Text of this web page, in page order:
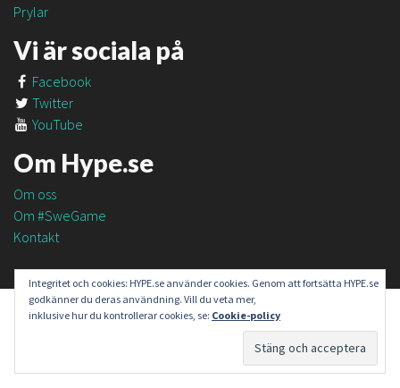
Prylar
Vi är sociala på
Facebook
Twitter
YouTube
Om Hype.se
Om oss
Om #SweGame
Kontakt
Integritet och cookies: HYPE.se använder cookies. Genom att fortsätta HYPE.se
godkänner du deras användning. Vill du veta mer,
inklusive hur du kontrollerar cookies, se: Cookie-policy